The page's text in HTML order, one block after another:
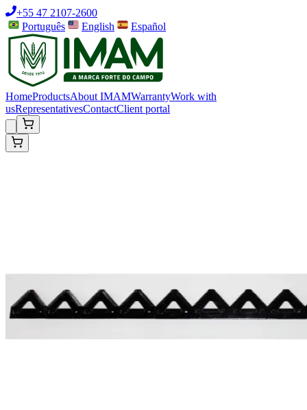
+55 47 2107-2600
Português
English Español
HomeProductsAbout IMAMWarrantyWork with
usRepresentativesContactClient portal